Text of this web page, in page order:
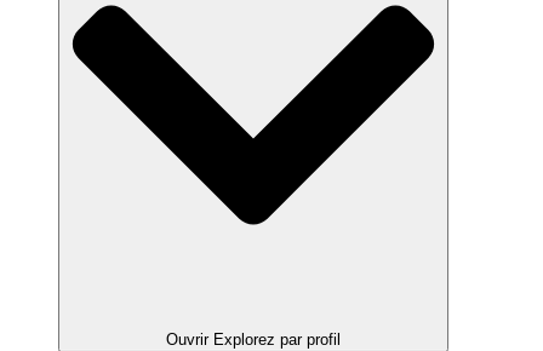
Ouvrir Explorez par profil